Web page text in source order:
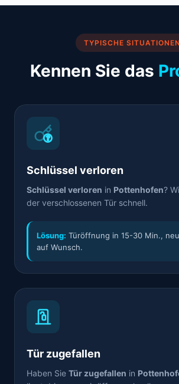
TYPISCHE SITUATIONEN
Kennen Sie das
Schlüssel verloren
Schlüssel verloren in Pottenhofen?
der verschlossenen Tür schnell.
Lösung: Türöffnung in 15-30 Min.,
auf Wunsch.
Tür zugefallen
Haben Sie Tür zugefallen in